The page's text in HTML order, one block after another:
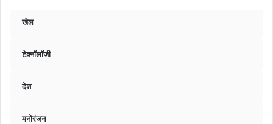
खेल
टेक्नॉलॉजी
देश
मनोरंजन